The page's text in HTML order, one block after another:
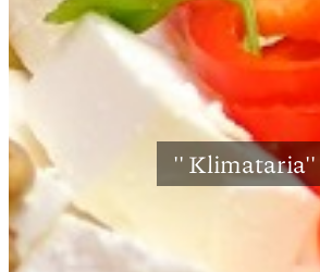
'' Klimataria''